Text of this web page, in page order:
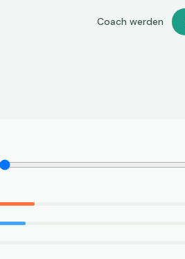
Coach werden